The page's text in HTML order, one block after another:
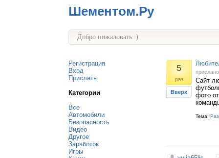
Шементом.Ру
Добро пожаловать :)
Регистрация
Вход
Прислать
Категории
Все
Автомобили
Безопасность
Видео
Другое
Заработок
Игры
5
раз
Вверх
Сайт
фото
Тема: